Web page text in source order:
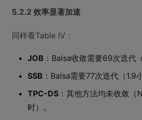
5.2.2 效率显著加速
同样看Table IV：
JOB ：Balsa收敛需要69次迭代
SSB ：Balsa需要77次迭代（
TPC-DS ：其他方法均未收敛
时）。